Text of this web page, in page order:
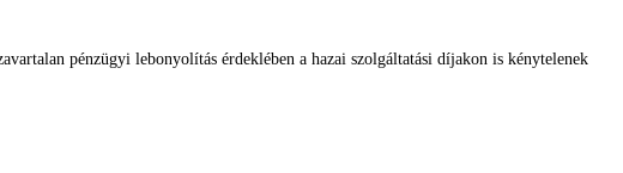
pénzügyi lebonyolítás érdeklében a hazai szolgáltatási díjakon is kénytelenek